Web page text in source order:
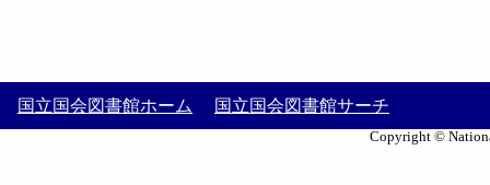
国立国会図書館ホーム 国立国会図書館サーチ
Copyright ©